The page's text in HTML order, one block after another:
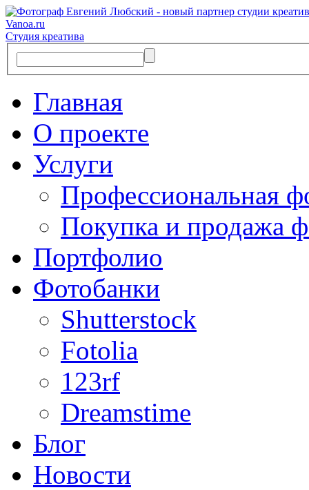
Vanoa.ru
Студия креатива
Главная
О проекте
Услуги
Профессиональная
Покупка и продажа
Портфолио
Фотобанки
Shutterstock
Fotolia
123rf
Dreamstime
Блог
Новости